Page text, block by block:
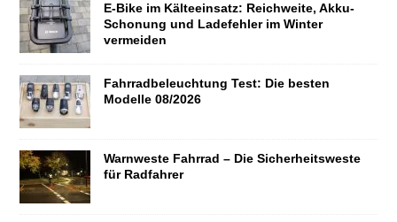
E-Bike im Kälteeinsatz: Reichweite, Akku-
Schonung und Ladefehler im Winter
vermeiden
Fahrradbeleuchtung Test: Die besten
Modelle 08/2026
Warnweste Fahrrad – Die Sicherheitsweste
für Radfahrer